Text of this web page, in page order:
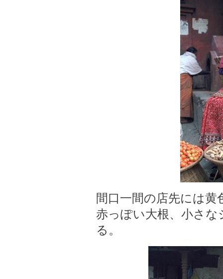
間口一間の店先には
赤っぽい大根、小さ
る。